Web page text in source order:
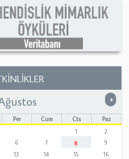
»
Per Cum Cts
Paz
1
2
6 7 8
9
13 14 15
16